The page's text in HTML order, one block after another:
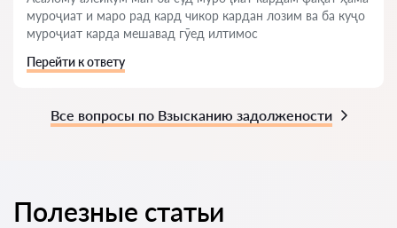
муроҷиат и маро рад кард чикор кардан лозим ва ба куҷо
муроҷиат карда мешавад гӯед илтимос
Перейти к ответу
Все вопросы по Взысканию задолжености
Полезные статьи